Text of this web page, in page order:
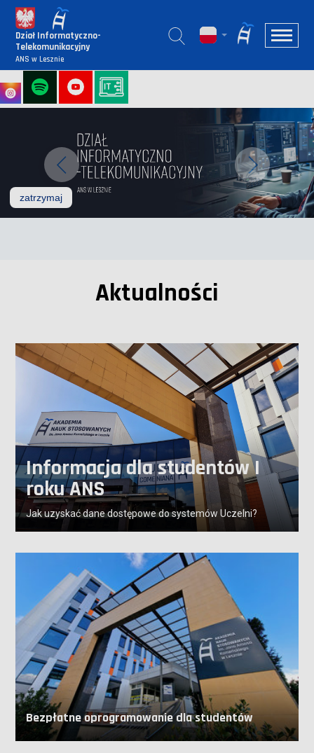
Dział Informatyczno-
Telekomunikacyjny
ANS w Lesznie
zatrzymajanimację pokazu slajdów
Aktualności
Informacja dla studentów I
roku ANS
Jak uzyskać dane dostępowe do systemów Uczelni?
Bezpłatne oprogramowanie dla studentów